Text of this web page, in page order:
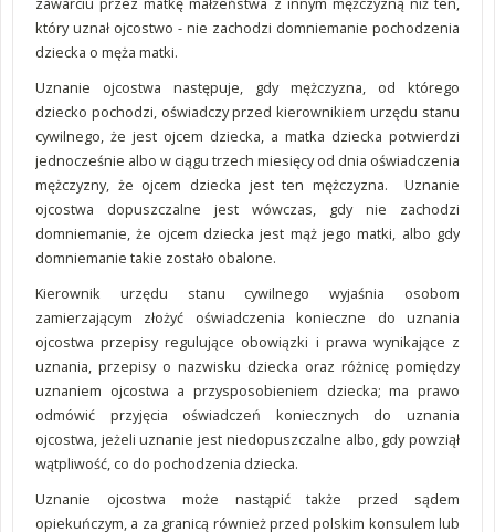
który uznał ojcostwo - nie zachodzi domniemanie pochodzenia
dziecka o męża matki.
Uznanie ojcostwa następuje, gdy mężczyzna, od którego
dziecko pochodzi, oświadczy przed kierownikiem urzędu stanu
cywilnego, że jest ojcem dziecka, a matka dziecka potwierdzi
jednocześnie albo w ciągu trzech miesięcy od dnia oświadczenia
mężczyzny, że ojcem dziecka jest ten mężczyzna. Uznanie
ojcostwa dopuszczalne jest wówczas, gdy nie zachodzi
domniemanie, że ojcem dziecka jest mąż jego matki, albo gdy
domniemanie takie zostało obalone.
Kierownik urzędu stanu cywilnego wyjaśnia osobom
zamierzającym złożyć oświadczenia konieczne do uznania
ojcostwa przepisy regulujące obowiązki i prawa wynikające z
uznania, przepisy o nazwisku dziecka oraz różnicę pomiędzy
uznaniem ojcostwa a przysposobieniem dziecka; ma prawo
odmówić przyjęcia oświadczeń koniecznych do uznania
ojcostwa, jeżeli uznanie jest niedopuszczalne albo, gdy powziął
wątpliwość, co do pochodzenia dziecka.
Uznanie ojcostwa może nastąpić także przed sądem
opiekuńczym, a za granicą również przed polskim konsulem lub